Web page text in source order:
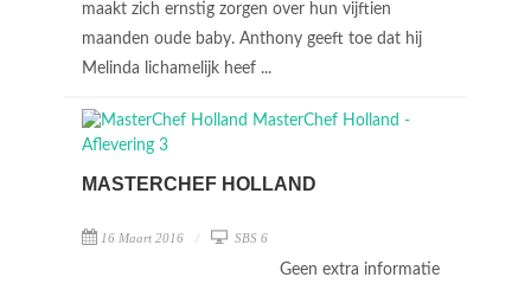
maakt zich ernstig zorgen over hun vijftien
maanden oude baby. Anthony geeft toe dat hij
Melinda lichamelijk heef ...
MASTERCHEF HOLLAND
16 Maart 2016 SBS 6
Geen extra informatie